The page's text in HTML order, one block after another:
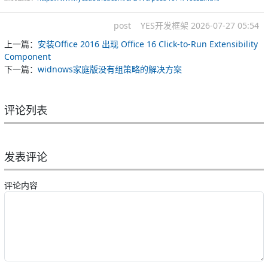
post YES开发框架 2026-07-27 05:54
上一篇： 安装Office 2016 出现 Office 16 Click-to-Run Extensibility
Component
下一篇： widnows家庭版没有组策略的解决方案
评论列表
发表评论
评论内容